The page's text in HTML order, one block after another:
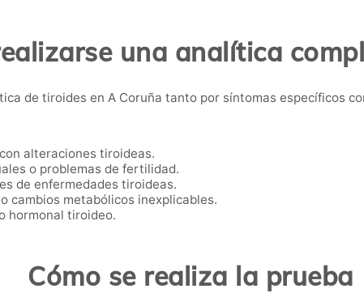
una analítica
de tiroides en A Coruña tanto por síntomas específicos
alteraciones tiroideas.
o problemas de fertilidad.
de enfermedades tiroideas.
cambios metabólicos inexplicables.
hormonal tiroideo.
Cómo se realiza la prueba